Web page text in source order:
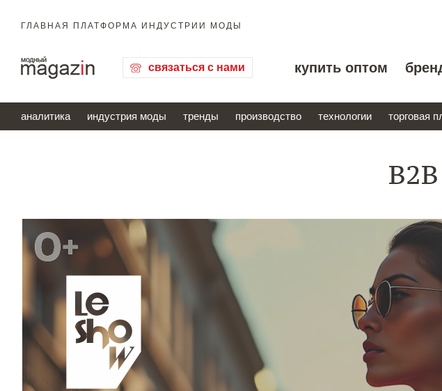
ГЛАВНАЯ ПЛАТФОРМА ИНДУСТРИИ МОДЫ
связаться с нами купить оптом
аналитика индустрия моды тренды производство технологии торговая